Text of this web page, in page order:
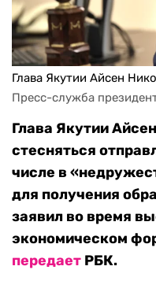
Глава Якутии Айсен
Пресс-служба
Глава Якутии
стесняться
числе в
для получения
заявил во время
экономическом
передает РБК.